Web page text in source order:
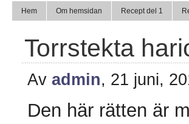
Hem Om hemsidan Recept del 1
Torrstekta
Av admin, 21 juni,
Den här rätten är